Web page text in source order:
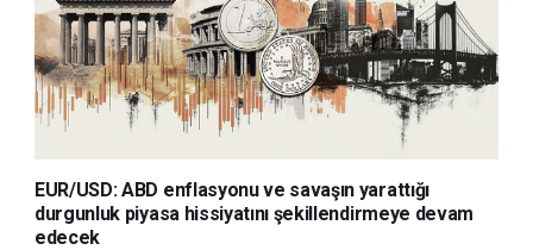
EUR/USD: ABD enflasyonu ve savaşın yarattığı
durgunluk piyasa hissiyatını şekillendirmeye devam
edecek